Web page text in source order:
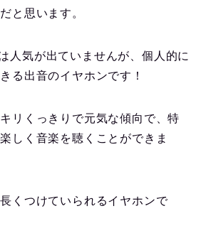
と思います。
人気が出ていませんが、 個人的に
る出音のイヤホンです！
リくっきりで元気な傾向で、特
しく音楽を聴くことができま
くつけていられるイヤホンで